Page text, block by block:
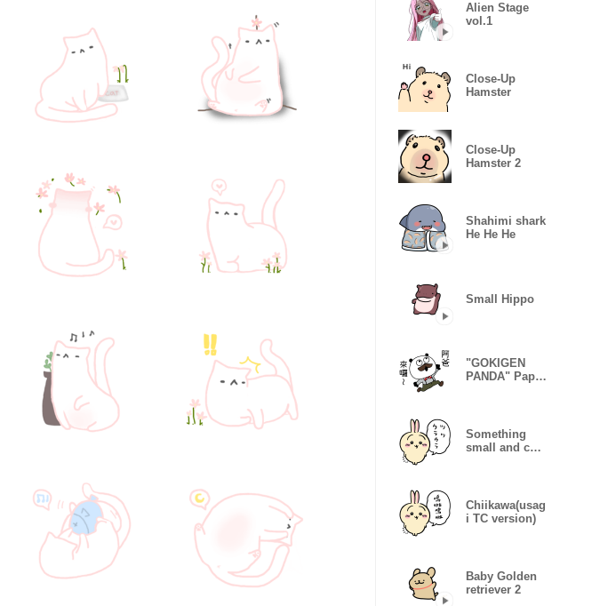
Alien Stage
vol.1
Close-Up
Hamster
Close-Up
Hamster 2
Shahimi shark
He He He
Small Hippo
"GOKIGEN
PANDA" Papa
Something
small and cute
Chiikawa(usag
i TC version)
Baby Golden
retriever 2